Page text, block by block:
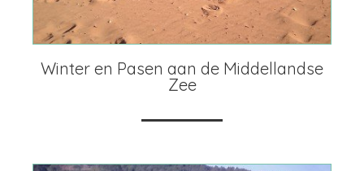
Winter en Pasen aan de Middellandse
Zee